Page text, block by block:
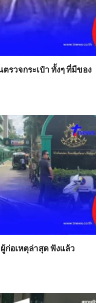
รวจกระเป๋า ทั้งๆ ที่มีของ
ก่อเหตุล่าสุด ฟังแล้ว